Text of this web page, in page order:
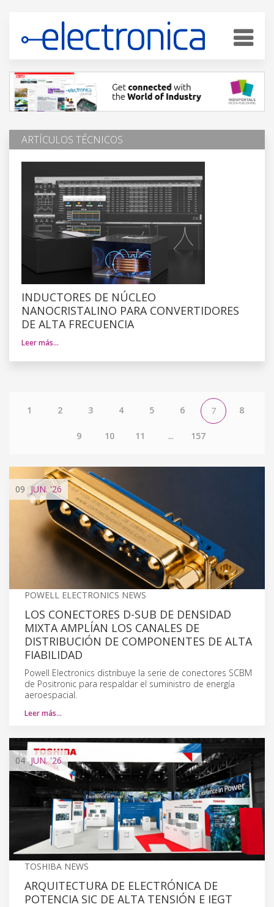
ARTÍCULOS TÉCNICOS
INDUCTORES DE NÚCLEO
NANOCRISTALINO PARA CONVERTIDORES
DE ALTA FRECUENCIA
Leer más…
1 2 3 4 5 6 7 8
9 10 11 ... 157
09 JUN. '26
POWELL ELECTRONICS NEWS
LOS CONECTORES D-SUB DE DENSIDAD
MIXTA AMPLÍAN LOS CANALES DE
DISTRIBUCIÓN DE COMPONENTES DE ALTA
FIABILIDAD
Powell Electronics distribuye la serie de conectores SCBM
de Positronic para respaldar el suministro de energía
aeroespacial.
Leer más…
04 JUN.'26
TOSHIBA NEWS
ARQUITECTURA DE ELECTRÓNICA DE
POTENCIA SIC DE ALTA TENSIÓN E IEGT